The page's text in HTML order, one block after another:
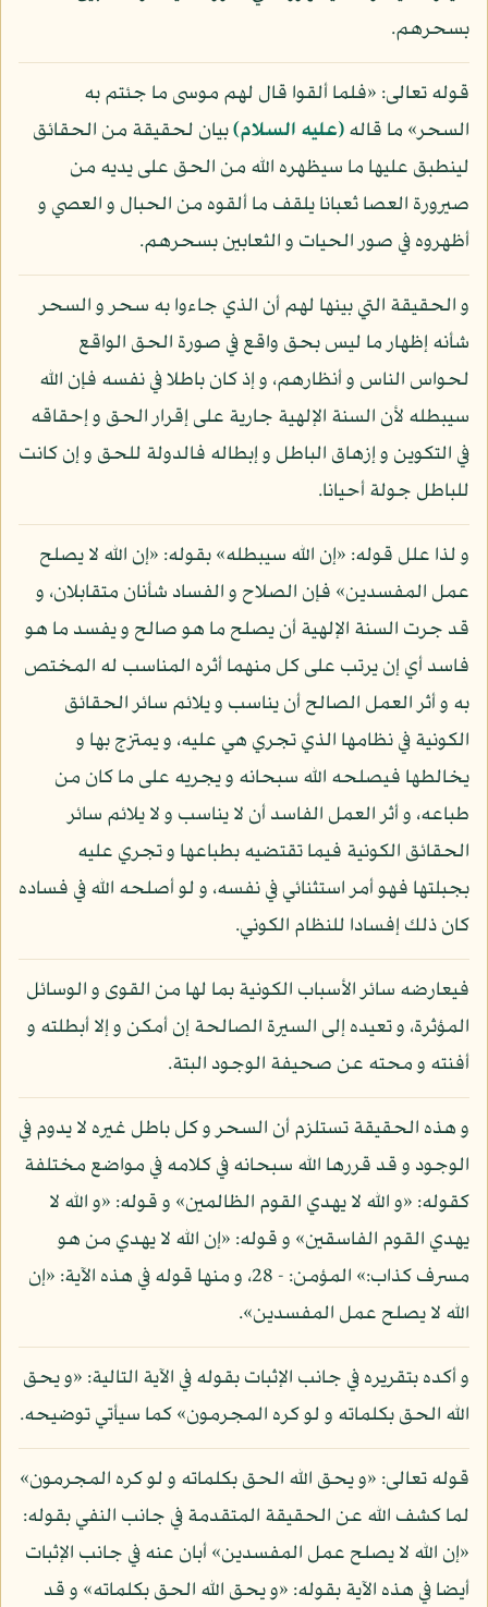
بسحرهم.
قوله تعالى: «فلما ألقوا قال لهم موسى ما جئتم به
السحر» ما قاله(عليه السلام)بيان لحقيقة من الحقائق
لينطبق عليها ما سيظهره الله من الحق على يديه من
صيرورة العصا ثعبانا يلقف ما ألقوه من الحبال و العصي و
أظهروه في صور الحيات و الثعابين بسحرهم.
و الحقيقة التي بينها لهم أن الذي جاءوا به سحر و السحر
شأنه إظهار ما ليس بحق واقع في صورة الحق الواقع
لحواس الناس و أنظارهم، و إذ كان باطلا في نفسه فإن الله
سيبطله لأن السنة الإلهية جارية على إقرار الحق و إحقاقه
في التكوين و إزهاق الباطل و إبطاله فالدولة للحق و إن كانت
للباطل جولة أحيانا.
و لذا علل قوله: «إن الله سيبطله» بقوله: «إن الله لا يصلح
عمل المفسدين» فإن الصلاح و الفساد شأنان متقابلان، و
قد جرت السنة الإلهية أن يصلح ما هو صالح و يفسد ما هو
فاسد أي إن يرتب على كل منهما أثره المناسب له المختص
به و أثر العمل الصالح أن يناسب و يلائم سائر الحقائق
الكونية في نظامها الذي تجري هي عليه، و يمتزج بها و
يخالطها فيصلحه الله سبحانه و يجريه على ما كان من
طباعه، و أثر العمل الفاسد أن لا يناسب و لا يلائم سائر
الحقائق الكونية فيما تقتضيه بطباعها و تجري عليه
بجبلتها فهو أمر استثنائي في نفسه، و لو أصلحه الله في فساده
كان ذلك إفسادا للنظام الكوني.
فيعارضه سائر الأسباب الكونية بما لها من القوى و الوسائل
المؤثرة، و تعيده إلى السيرة الصالحة إن أمكن و إلا أبطلته و
أفنته و محته عن صحيفة الوجود البتة.
و هذه الحقيقة تستلزم أن السحر و كل باطل غيره لا يدوم في
الوجود و قد قررها الله سبحانه في كلامه في مواضع مختلفة
كقوله: «و الله لا يهدي القوم الظالمين» و قوله: «و الله لا
يهدي القوم الفاسقين» و قوله: «إن الله لا يهدي من هو
مسرف كذاب:» المؤمن: - 28، و منها قوله في هذه الآية: «إن
الله لا يصلح عمل المفسدين».
و أكده بتقريره في جانب الإثبات بقوله في الآية التالية: «و يحق
الله الحق بكلماته و لو كره المجرمون» كما سيأتي توضيحه.
قوله تعالى: «و يحق الله الحق بكلماته و لو كره المجرمون»
لما كشف الله عن الحقيقة المتقدمة في جانب النفي بقوله:
«إن الله لا يصلح عمل المفسدين» أبان عنه في جانب الإثبات
أيضا في هذه الآية بقوله: «و يحق الله الحق بكلماته» و قد